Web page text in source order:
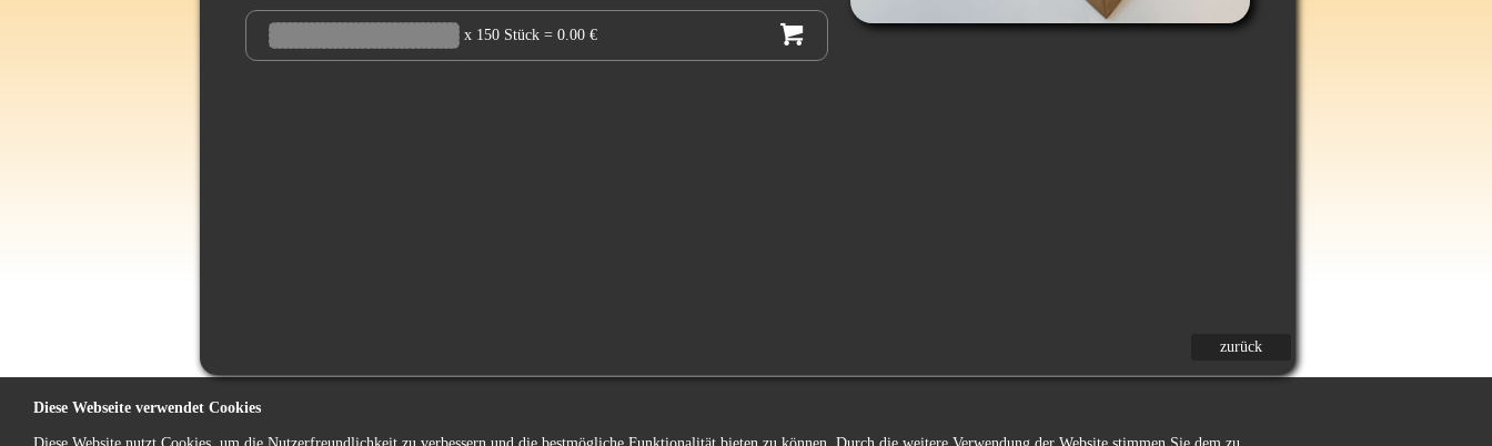
x 150 Stück = 0.00 €
zurück
Diese Webseite verwendet Cookies